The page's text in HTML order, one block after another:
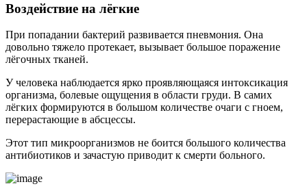
Воздействие на лёгкие
При попадании бактерий развивается пневмония. Она
довольно тяжело протекает, вызывает большое поражение
лёгочных тканей.
У человека наблюдается ярко проявляющаяся интоксикация
организма, болевые ощущения в области груди. В самих
лёгких формируются в большом количестве очаги с гноем,
перерастающие в абсцессы.
Этот тип микроорганизмов не боится большого количества
антибиотиков и зачастую приводит к смерти больного.